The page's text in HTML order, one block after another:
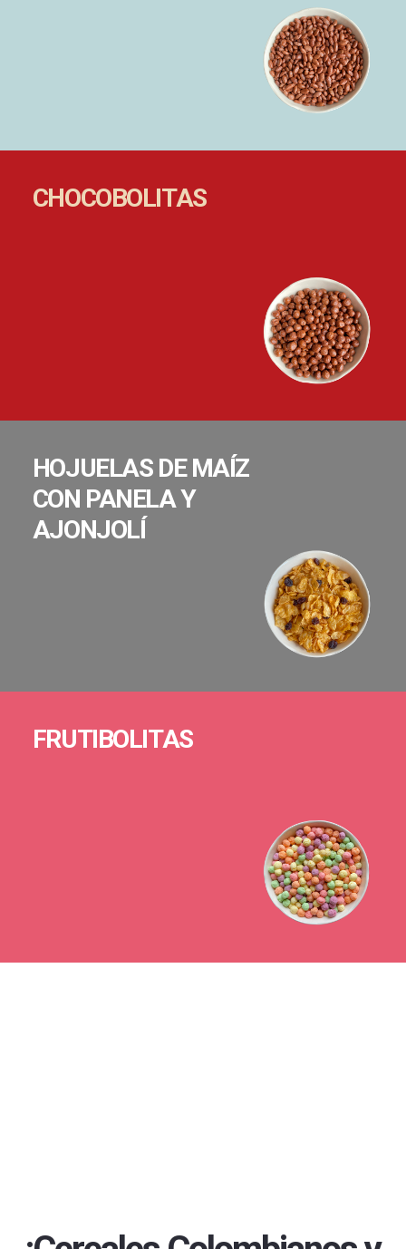
CHOCOBOLITAS
HOJUELAS DE MAÍZ
CON PANELA Y
AJONJOLÍ
FRUTIBOLITAS